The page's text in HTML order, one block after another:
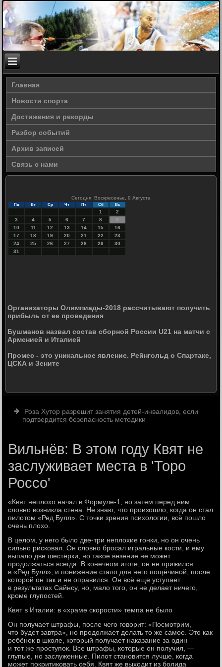
Главная
Новости спорта
Достижения и рекорды
Разбор событий
Архив записей
Связь с нами
Сегодня: Воскресенье, 9 Августа
Пн Вт Ср Чт Пт Сб Вс
1
2
3
4 5 6 7 8
9
10
11 12 13 14 15
16
17
18 19 20 21 22
23
24
25 26 27 28 29
30
31
Организаторы Олимпиады-2018 рассчитывают получить
прибыль от ее проведения
Бушманов назвал состав сборной России U21 на матчи с
Арменией и Италией
Промес - это уникальное явление. Рейнгольд о Спартаке,
ЦСКА и Зените
Роза Хутор разрешит занятия детей-инвалидов, если
подтвердится безопасность методики
Вильнёв: В этом году Квят не
заслуживает места в 'Торо
Россо'
«Квят неплохо начал в Формуле-1, но затем перед ним
словно возникла стена. Не знаю, что произошло, когда он стал
пилотом «Ред Булл». С точки зрения психологии, всё пошло
очень плохо.
В целом, у него было две-три неплохие гонки, но он очень
сильно рисковал. Он словно бросал игральные кости, и ему
выпало две шестёрки, но такое везение не может
продолжаться всегда. В конечном итоге, он не прижился
в «Ред Булл», и понижение стало для него пощёчиной, после
которой он так и не оправился. Он всё еще уступает
в результатах Сайнсу, но, мало того, он не делает ничего,
кроме глупостей.
Квят в Италии: в «храме скорости» темпа не было
Он получает штрафы, после чего говорит: «Посмотрим,
что будет завтра», но продолжает делать то же самое. Это как
ребёнок в школе, который получает наказание за один
и тот же проступок. Все штрафы, которые он получил, —
глупые, но заслуженные. Пилот становится лучше, когда
может покритиковать себя. Квят же выходит из болида